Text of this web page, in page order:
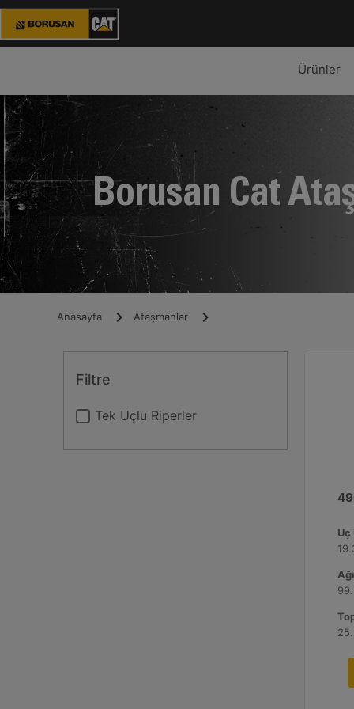
Ürünler
Borusan Cat
Anasayfa Ataşmanlar
Filtre
Tek Uçlu Riperler
Uç